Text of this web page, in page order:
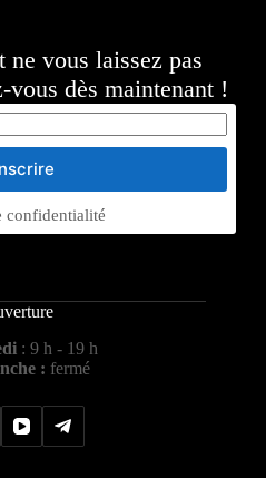
ne vous laissez pas
vous dès maintenant !
confidentialité
: 9 h - 19 h
: fermé